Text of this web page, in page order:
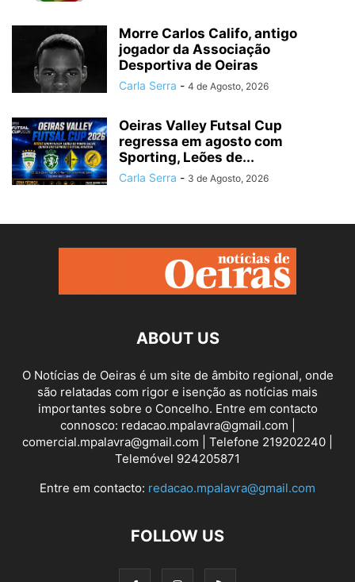
Morre Carlos Califo, antigo
jogador da Associação
Desportiva de Oeiras
Carla Serra - 4 de Agosto, 2026
Oeiras Valley Futsal Cup
regressa em agosto com
Sporting, Leões de...
Carla Serra - 3 de Agosto, 2026
ABOUT US
O Notícias de Oeiras é um site de âmbito regional, onde
são relatadas com rigor e isenção as notícias mais
importantes sobre o Concelho. Entre em contacto
connosco: redacao.mpalavra@gmail.com |
comercial.mpalavra@gmail.com | Telefone 219202240 |
Telemóvel 924205871
Entre em contacto: redacao.mpalavra@gmail.com
FOLLOW US